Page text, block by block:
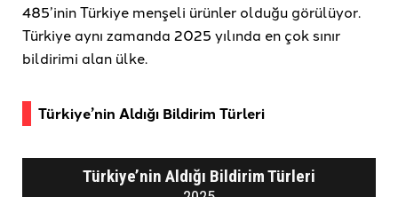
485’inin Türkiye menşeli ürünler olduğu görülüyor.
Türkiye aynı zamanda 2025 yılında en çok sınır
bildirimi alan ülke.
Türkiye’nin Aldığı Bildirim Türleri